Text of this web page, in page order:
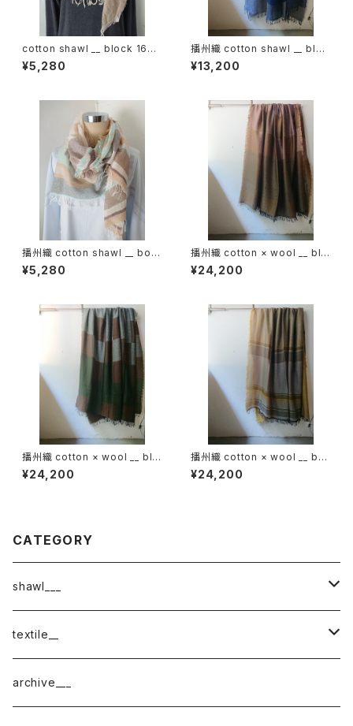
cotton shawl __ block 160
木通w
¥5,280
播州織 cotton shawl __ bloc
k 220-120 深海GK
¥13,200
播州織 cotton shawl __ bord
er 160 啓蟄w
¥5,280
播州織 cotton × wool __ blo
ck 220-120 枯芙蓉GK
¥24,200
播州織 cotton × wool __ blo
ck 220-120 狭霧GK
¥24,200
播州織 cotton × wool __ bor
der 220-120 花灯路GK
¥24,200
CATEGORY
shawl___
cotton
border
cotton × wool
textile__
織物
archive___